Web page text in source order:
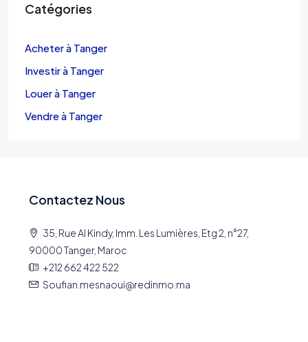
Catégories
Acheter à Tanger
Investir à Tanger
Louer à Tanger
Vendre à Tanger
Contactez Nous
35, Rue Al Kindy, Imm. Les Lumières, Etg 2, n°27,
90000 Tanger, Maroc
+212 662 422 522
Soufian.mesnaoui@redinmo.ma